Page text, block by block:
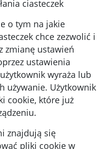
ciasteczek
o tym na jakie
chce zezwolić i
zmianę ustawień
ustawienia
wyraża lub
używanie. Użytkownik
cookie, które już
znajdują się
pliki cookie w